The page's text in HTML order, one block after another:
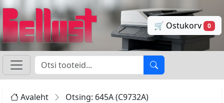
🛒 Ostukorv 0
Avaleht
Otsing: 645A (C9732A)